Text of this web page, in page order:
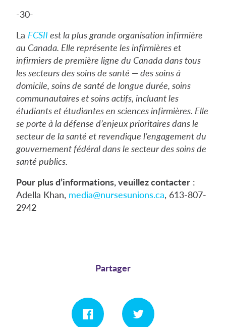
-30-
La FCSII est la plus grande organisation infirmière
au Canada. Elle représente les infirmières et
infirmiers de première ligne du Canada dans tous
les secteurs des soins de santé — des soins à
domicile, soins de santé de longue durée, soins
communautaires et soins actifs, incluant les
étudiants et étudiantes en sciences infirmières. Elle
se porte à la défense d’enjeux prioritaires dans le
secteur de la santé et revendique l’engagement du
gouvernement fédéral dans le secteur des soins de
santé publics.
Pour plus d’informations, veuillez contacter :
Adella Khan, media@nursesunions.ca, 613-807-
2942
Partager